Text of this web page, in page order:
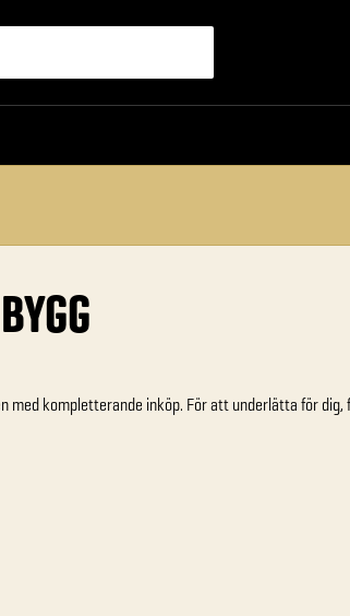
kompletterande inköp. För att underlätta för